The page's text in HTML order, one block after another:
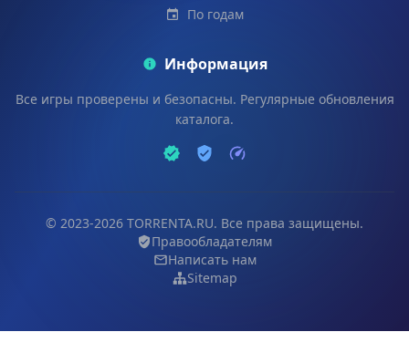
По годам
Информация
Все игры проверены и безопасны. Регулярные обновления
каталога.
© 2023-2026 TORRENTA.RU. Все права защищены.
Правообладателям
Написать нам
Sitemap